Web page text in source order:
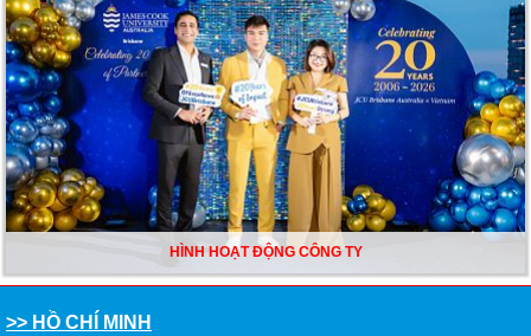
HÌNH HOẠT ĐỘNG CÔNG TY
>> HỒ CHÍ MINH